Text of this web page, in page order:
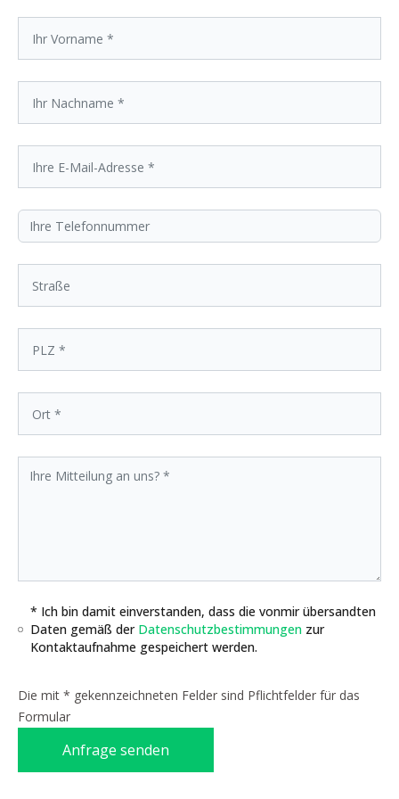
* Ich bin damit einverstanden, dass die vonmir übersandten
Daten gemäß der Datenschutzbestimmungen zur
Kontaktaufnahme gespeichert werden.
Die mit * gekennzeichneten Felder sind Pflichtfelder für das
Formular
Anfrage senden